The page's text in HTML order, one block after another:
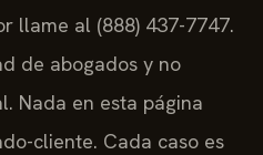
llame al (888) 437-7747.
de abogados y no
Nada en esta página
cliente. Cada caso es